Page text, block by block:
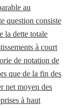
au
question consiste
la dette totale
à court
de notation de
que de la fin des
net moyen des
à haut